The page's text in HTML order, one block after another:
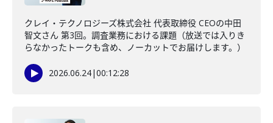
クレイ・テクノロジーズ株式会社 代表取締役 CEOの中田
智文さん 第3回。調査業務における課題（放送では入りき
らなかったトークも含め、ノーカットでお届けします。）
2026.06.24|00:12:28